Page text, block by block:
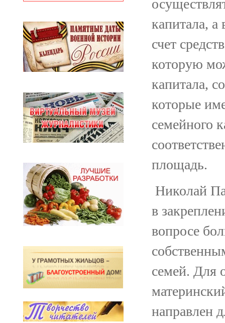
капитала, а
счет
которую
капитала,
которые
семейного
площадь.
Николай
в
вопросе
семей. Для
направлен